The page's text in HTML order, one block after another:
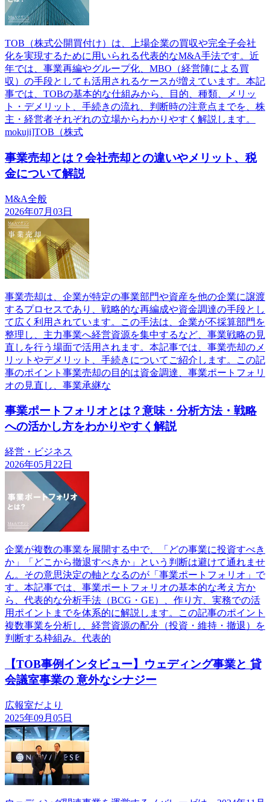
TOB（株式公開買付け）は、上場企業の買収や完全子会社
化を実現するために用いられる代表的なM&A手法です。近
年では、事業再編やグループ化、MBO（経営陣による買
収）の手段としても活用されるケースが増えています。本記
事では、TOBの基本的な仕組みから、目的、種類、メリッ
ト・デメリット、手続きの流れ、判断時の注意点までを、株
主・経営者それぞれの立場からわかりやすく解説します。
mokuji]TOB（株式
事業売却とは？会社売却との違いやメリット、税
金について解説
M&A全般
2026年07月03日
事業売却は、企業が特定の事業部門や資産を他の企業に譲渡
するプロセスであり、戦略的な再編成や資金調達の手段とし
て広く利用されています。この手法は、企業が不採算部門を
整理し、主力事業へ経営資源を集中するなど、事業戦略の見
直しを行う場面で活用されます。本記事では、事業売却のメ
リットやデメリット、手続きについてご紹介します。この記
事のポイント事業売却の目的は資金調達、事業ポートフォリ
オの見直し、事業承継な
事業ポートフォリオとは？意味・分析方法・戦略
への活かし方をわかりやすく解説
経営・ビジネス
2026年05月22日
企業が複数の事業を展開する中で、「どの事業に投資すべき
か」「どこから撤退すべきか」という判断は避けて通れませ
ん。その意思決定の軸となるのが「事業ポートフォリオ」で
す。本記事では、事業ポートフォリオの基本的な考え方か
ら、代表的な分析手法（BCG・GE）、作り方、実務での活
用ポイントまでを体系的に解説します。この記事のポイント
複数事業を分析し、経営資源の配分（投資・維持・撤退）を
判断する枠組み。代表的
【TOB事例インタビュー】ウェディング事業と 貸
会議室事業の 意外なシナジー
広報室だより
2025年09月05日